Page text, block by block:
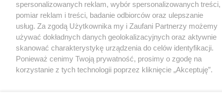
spersonalizowanych reklam, wybór spersonalizowanych treści,
pomiar reklam i treści, badanie odbiorców oraz ulepszanie
usług. Za zgodą Użytkownika my i Zaufani Partnerzy możemy
używać dokładnych danych geolokalizacyjnych oraz aktywnie
skanować charakterystykę urządzenia do celów identyfikacji.
Ponieważ cenimy Twoją prywatność, prosimy o zgodę na
korzystanie z tych technologii poprzez kliknięcie „Akceptuję”.